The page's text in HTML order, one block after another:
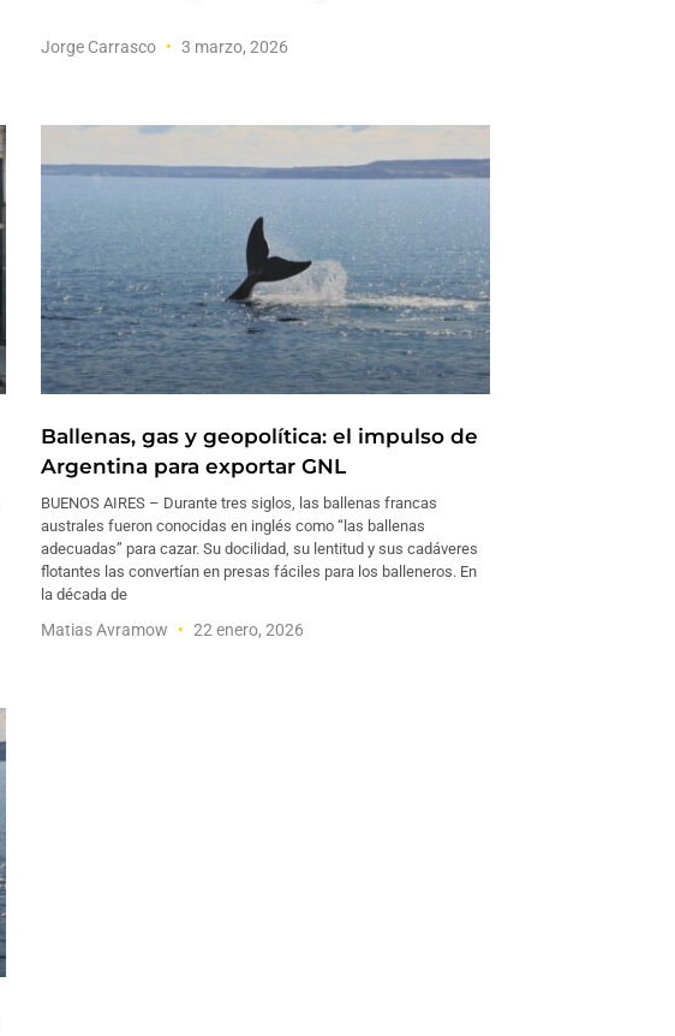
Jorge Carrasco 3 marzo, 2026
Ballenas, gas y geopolítica: el impulso de
Argentina para exportar GNL
BUENOS AIRES – Durante tres siglos, las ballenas francas
australes fueron conocidas en inglés como “las ballenas
adecuadas” para cazar. Su docilidad, su lentitud y sus cadáveres
flotantes las convertían en presas fáciles para los balleneros. En
la década de
Matias Avramow 22 enero, 2026